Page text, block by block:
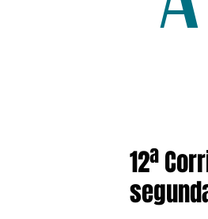
12ª